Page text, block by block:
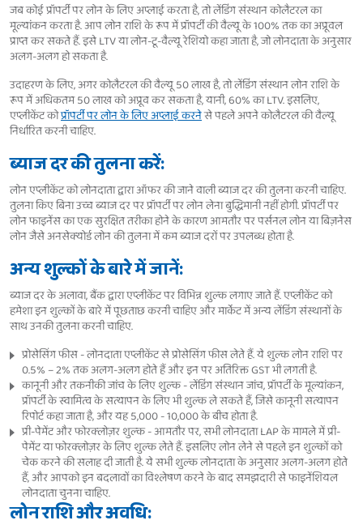
जब कोई प्रॉपर्टी पर लोन के लिए अप्लाई करता है, तो लेंडिंग संस्थान कोलैटरल का
मूल्यांकन करता है. आप लोन राशि के रूप में प्रॉपर्टी की वैल्यू के 100% तक का अप्रूवल
प्राप्त कर सकते हैं. इसे LTV या लोन-टू-वैल्यू रेशियो कहा जाता है, जो लोनदाता के अनुसार
अलग-अलग हो सकता है.
उदाहरण के लिए, अगर कोलैटरल की वैल्यू 50 लाख है, तो लेंडिंग संस्थान लोन राशि के
रूप में अधिकतम 50 लाख को अप्रूव कर सकता है, यानी, 60% का LTV. इसलिए,
एप्लीकेंट कोप्रॉपर्टी पर लोन के लिए अप्लाई करनेसे पहले अपने कोलैटरल की वैल्यू
निर्धारित करनी चाहिए.
ब्याज दर की तुलना करें:
लोन एप्लीकेंट को लोनदाता द्वारा ऑफर की जाने वाली ब्याज दर की तुलना करनी चाहिए.
तुलना किए बिना उच्च ब्याज दर पर प्रॉपर्टी पर लोन लेना बुद्धिमानी नहीं होगी. प्रॉपर्टी पर
लोन फाइनेंस का एक सुरक्षित तरीका होने के कारण आमतौर पर पर्सनल लोन या बिज़नेस
लोन जैसे अनसेक्योर्ड लोन की तुलना में कम ब्याज दरों पर उपलब्ध होता है.
अन्य शुल्कों के बारे में जानें:
ब्याज दर के अलावा, बैंक द्वारा एप्लीकेंट पर विभिन्न शुल्क लगाए जाते हैं. एप्लीकेंट को
हमेशा इन शुल्कों के बारे में पूछताछ करनी चाहिए और मार्केट में अन्य लेंडिंग संस्थानों के
साथ उनकी तुलना करनी चाहिए.
प्रोसेसिंग फीस - लोनदाता एप्लीकेंट से प्रोसेसिंग फीस लेते हैं. ये शुल्क लोन राशि पर
0.5% – 2% तक अलग-अलग होते हैं और इन पर अतिरिक्त GST भी लगती है.
कानूनी और तकनीकी जांच के लिए शुल्क - लेंडिंग संस्थान जांच, प्रॉपर्टी के मूल्यांकन,
प्रॉपर्टी के स्वामित्व के सत्यापन के लिए भी शुल्क ले सकते हैं, जिसे कानूनी सत्यापन
रिपोर्ट कहा जाता है, और यह 5,000 - 10,000 के बीच होता है.
प्री-पेमेंट और फोरक्लोज़र शुल्क - आमतौर पर, सभी लोनदाता LAP के मामले में प्री-
पेमेंट या फोरक्लोज़र के लिए शुल्क लेते हैं. इसलिए लोन लेने से पहले इन शुल्कों को
चेक करने की सलाह दी जाती है. ये सभी शुल्क लोनदाता के अनुसार अलग-अलग होते
हैं, और आपको इन बदलावों का विश्लेषण करने के बाद समझदारी से फाइनेंशियल
लोनदाता चुनना चाहिए.
लोन राशि और अवधि: